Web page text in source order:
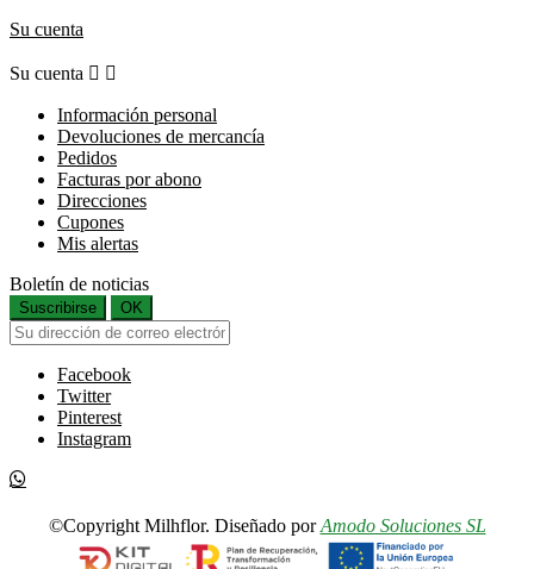
Su cuenta
Su cuenta  
Información personal
Devoluciones de mercancía
Pedidos
Facturas por abono
Direcciones
Cupones
Mis alertas
Boletín de noticias
Suscribirse OK
Facebook
Twitter
Pinterest
Instagram
©Copyright Milhflor. Diseñado porAmodo Soluciones SL